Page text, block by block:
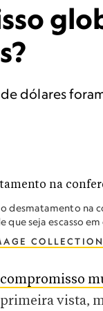
dólares
desmatamento na
seja escasso
COLLECTION
compromisso
primeira vista,